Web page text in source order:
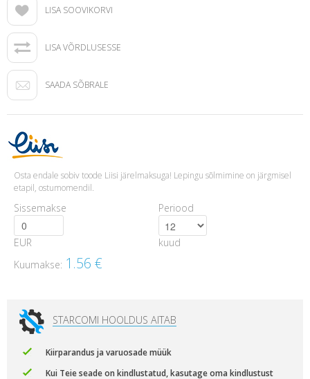
LISA SOOVIKORVI
LISA VÕRDLUSESSE
SAADA SÕBRALE
Osta endale sobiv toode Liisi järelmaksuga! Lepingu sõlmimine on järgmisel
etapil, ostumomendil.
Sissemakse
EUR
Periood
kuud
Kuumakse: 1.56 €
STARCOMI HOOLDUS AITAB
Kiirparandus ja varuosade müük
Kui Teie seade on kindlustatud, kasutage oma kindlustust